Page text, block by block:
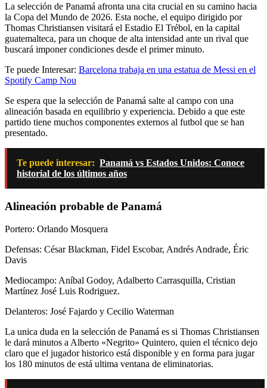
La selección de Panamá afronta una cita crucial en su camino hacia
la Copa del Mundo de 2026. Esta noche, el equipo dirigido por
Thomas Christiansen visitará el Estadio El Trébol, en la capital
guatemalteca, para un choque de alta intensidad ante un rival que
buscará imponer condiciones desde el primer minuto.
Te puede Interesar: Barcelona trabaja en una estatua de Messi en el
Spotify Camp Nou
Se espera que la selección de Panamá salte al campo con una
alineación basada en equilibrio y experiencia. Debido a que este
partido tiene muchos componentes externos al futbol que se han
presentado.
Te puede interesar: Panamá vs Estados Unidos: Conoce
historial de los últimos años
Alineación probable de Panamá
Portero: Orlando Mosquera
Defensas: César Blackman, Fidel Escobar, Andrés Andrade, Éric
Davis
Mediocampo: Aníbal Godoy, Adalberto Carrasquilla, Cristian
Martínez José Luis Rodriguez.
Delanteros: José Fajardo y Cecilio Waterman
La unica duda en la selección de Panamá es si Thomas Christiansen
le dará minutos a Alberto «Negrito» Quintero, quien el técnico dejo
claro que el jugador historico está disponible y en forma para jugar
los 180 minutos de está ultima ventana de eliminatorias.